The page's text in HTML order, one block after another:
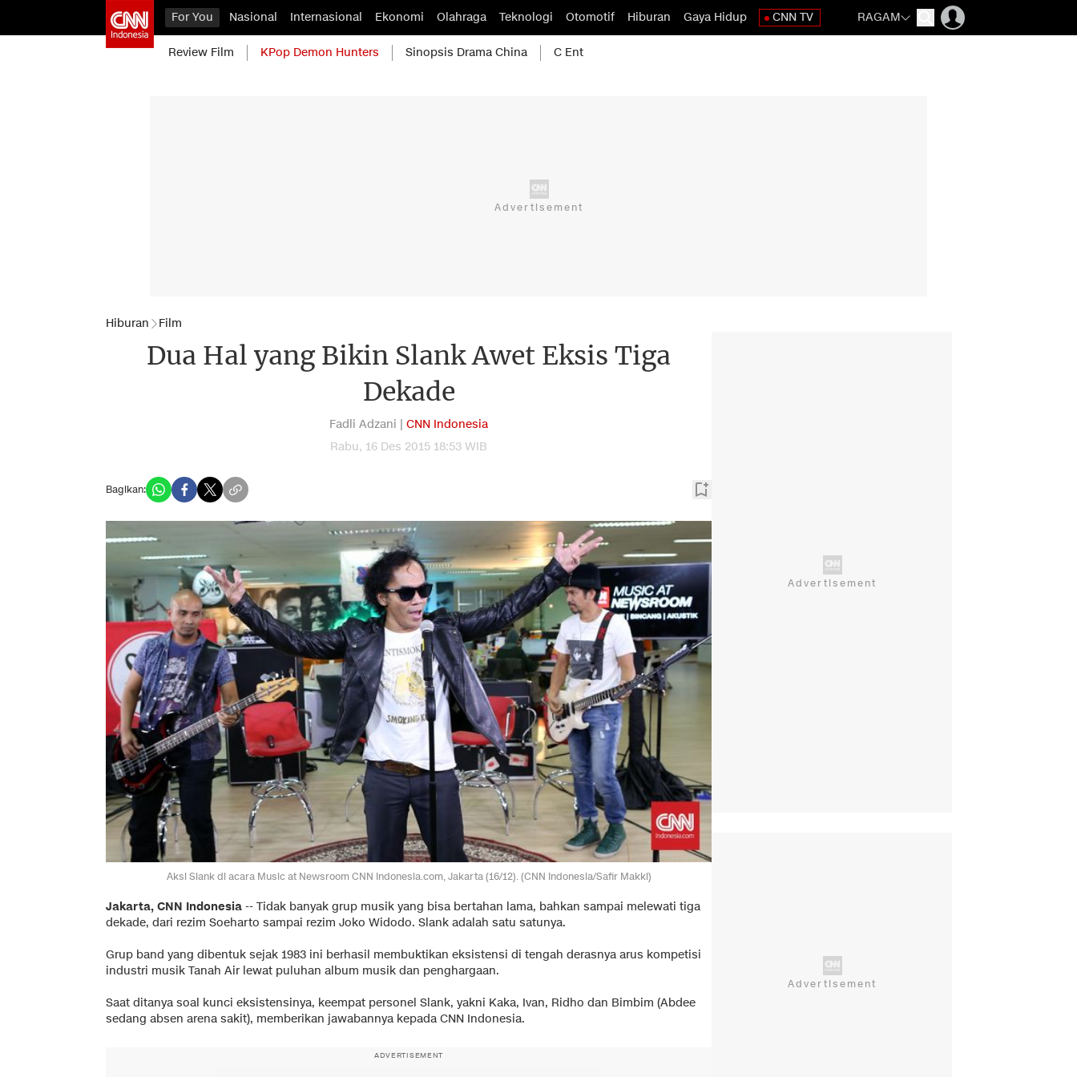
For You Nasional Internasional Ekonomi Olahraga Teknologi Otomotif Hiburan Gaya Hidup CNN TV RAGAM
Review Film KPop Demon Hunters Sinopsis Drama China C Ent
Hiburan Film
Dua Hal yang Bikin Slank Awet Eksis Tiga
Dekade
Fadli Adzani | CNN Indonesia
Rabu, 16 Des 2015 18:53 WIB
Bagikan:
Aksi Slank di acara Music at Newsroom CNN Indonesia.com, Jakarta (16/12). (CNN Indonesia/Safir Makki)
Jakarta, CNN Indonesia -- Tidak banyak grup musik yang bisa bertahan lama, bahkan sampai melewati tiga
dekade, dari rezim Soeharto sampai rezim Joko Widodo. Slank adalah satu satunya.
Grup band yang dibentuk sejak 1983 ini berhasil membuktikan eksistensi di tengah derasnya arus kompetisi
industri musik Tanah Air lewat puluhan album musik dan penghargaan.
Saat ditanya soal kunci eksistensinya, keempat personel Slank, yakni Kaka, Ivan, Ridho dan Bimbim (Abdee
sedang absen arena sakit), memberikan jawabannya kepada CNN Indonesia.
ADVERTISEMENT